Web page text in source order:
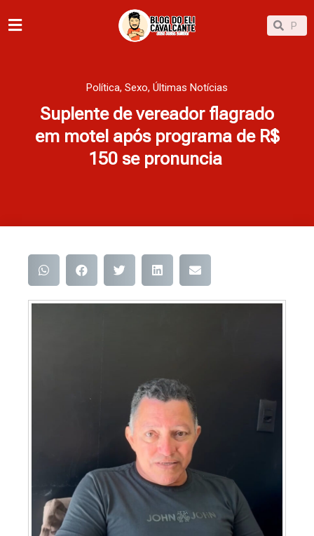
para
Pesquisar
Política, Sexo, Últimas Notícias
Suplente de vereador flagrado
em motel após programa de R$
150 se pronuncia